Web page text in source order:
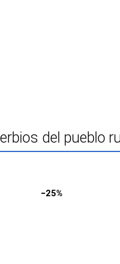
del pueblo
−25%
Por 24 H